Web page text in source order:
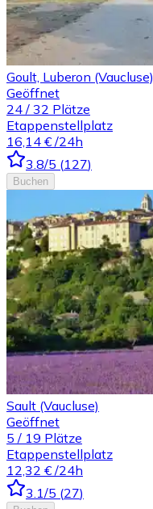
Goult, Luberon (Vaucluse)
Geöffnet
24 / 32 Plätze
Etappenstellplatz
16,14 € /24h
3.8/5 (127)
Buchen
Sault (Vaucluse)
Geöffnet
5 / 19 Plätze
Etappenstellplatz
12,32 € /24h
3.1/5 (27)